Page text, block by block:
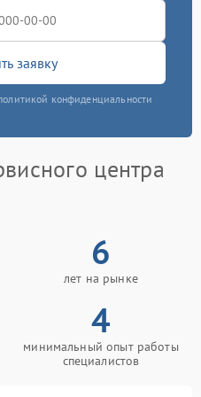
заявку
конфиденциальности
центра
6
лет на рынке
4
минимальный опыт работы
специалистов